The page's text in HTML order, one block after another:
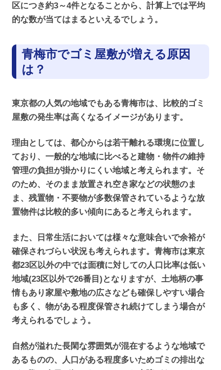
区につき約3～4件となることから、計算上では平均
的な数が当てはまるといえるでしょう。
青梅市でゴミ屋敷が増える原因
は？
東京都の人気の地域でもある青梅市は、比較的ゴミ
屋敷の発生率は高くなるイメージがあります。
理由としては、都心からは若干離れる環境に位置し
ており、一般的な地域に比べると建物・物件の維持
管理の負担が掛かりにくい地域と考えられます。そ
のため、そのまま放置され空き家などの状態のま
ま、残置物・不要物が多数保管されているような放
置物件は比較的多い傾向にあると考えられます。
また、日常生活においては様々な意味合いで余裕が
確保されづらい状況も考えられます。青梅市は東京
都23区以外の中では面積に対しての人口比率は低い
地域(23区以外で26番目)となりますが、土地柄の事
情もあり家屋や敷地の広さなども確保しやすい場合
も多く、物がある程度保管され続けてしまう場合が
考えられるでしょう。
自然が溢れた長閑な雰囲気が混在するような地域で
あるものの、人口がある程度多いためゴミの排出な